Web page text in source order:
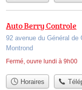
Auto Berry Controle
92 avenue du Général de
Montrond
Fermé, ouvre lundi à 9h00
Horaires